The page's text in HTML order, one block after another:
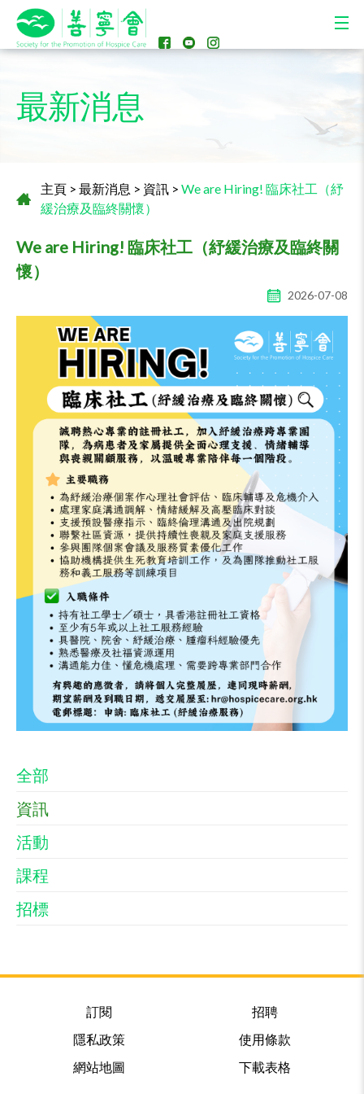
最新消息
主頁 > 最新消息 > 資訊 > We are Hiring! 臨床社工（紓
緩治療及臨終關懷）
We are Hiring! 臨床社工（紓緩治療及臨終關
懷）
2026-07-08
全部
資訊
活動
課程
招標
訂閱
招聘
隱私政策
使用條款
網站地圖
下載表格